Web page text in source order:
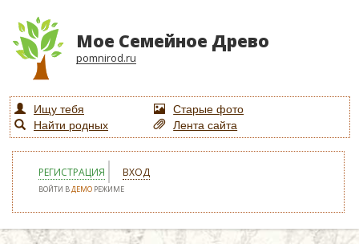
Мое Семейное Древо
pomnirod.ru
Ищу тебя
Старые фото
Найти родных
Лента сайта
РЕГИСТРАЦИЯ ВХОД
ВОЙТИ ВДЕМО РЕЖИМЕ